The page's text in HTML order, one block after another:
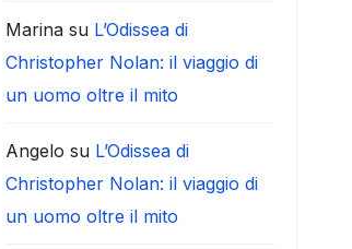
Marinasu L’Odissea di
Christopher Nolan: il viaggio di
un uomo oltre il mito
Angelo su L’Odissea di
Christopher Nolan: il viaggio di
un uomo oltre il mito